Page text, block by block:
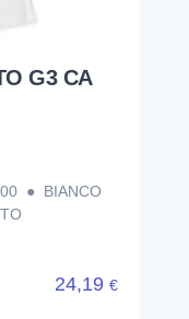
G3 CA
● BIANCO
24,19 €